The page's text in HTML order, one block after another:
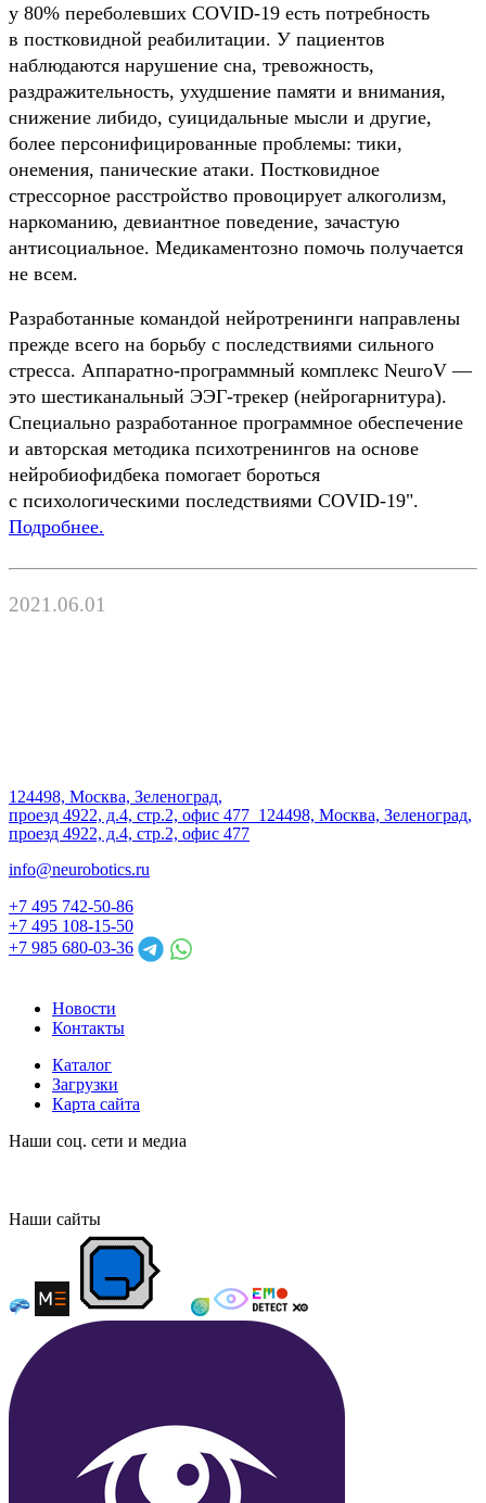
у 80% переболевших COVID-19 есть потребность
в постковидной реабилитации. У пациентов
наблюдаются нарушение сна, тревожность,
раздражительность, ухудшение памяти и внимания,
снижение либидо, суицидальные мысли и другие,
более персонифицированные проблемы: тики,
онемения, панические атаки. Постковидное
стрессорное расстройство провоцирует алкоголизм,
наркоманию, девиантное поведение, зачастую
антисоциальное. Медикаментозно помочь получается
не всем.
Разработанные командой нейротренинги направлены
прежде всего на борьбу с последствиями сильного
стресса. Аппаратно-программный комплекс NeuroV —
это шестиканальный ЭЭГ-трекер (нейрогарнитура).
Специально разработанное программное обеспечение
и авторская методика психотренингов на основе
нейробиофидбека помогает бороться
с психологическими последствиями COVID-19".
Подробнее.
2021.06.01
124498, Москва, Зеленоград,
проезд 4922, д.4, стр.2, офис 477 124498, Москва, Зеленоград,
проезд 4922, д.4, стр.2, офис 477
info@neurobotics.ru
+7 495 742-50-86
+7 495 108-15-50
+7 985 680-03-36
Новости
Контакты
Каталог
Загрузки
Карта сайта
Наши соц. сети и медиа
Наши сайты